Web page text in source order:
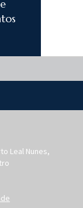
Leal Nunes,